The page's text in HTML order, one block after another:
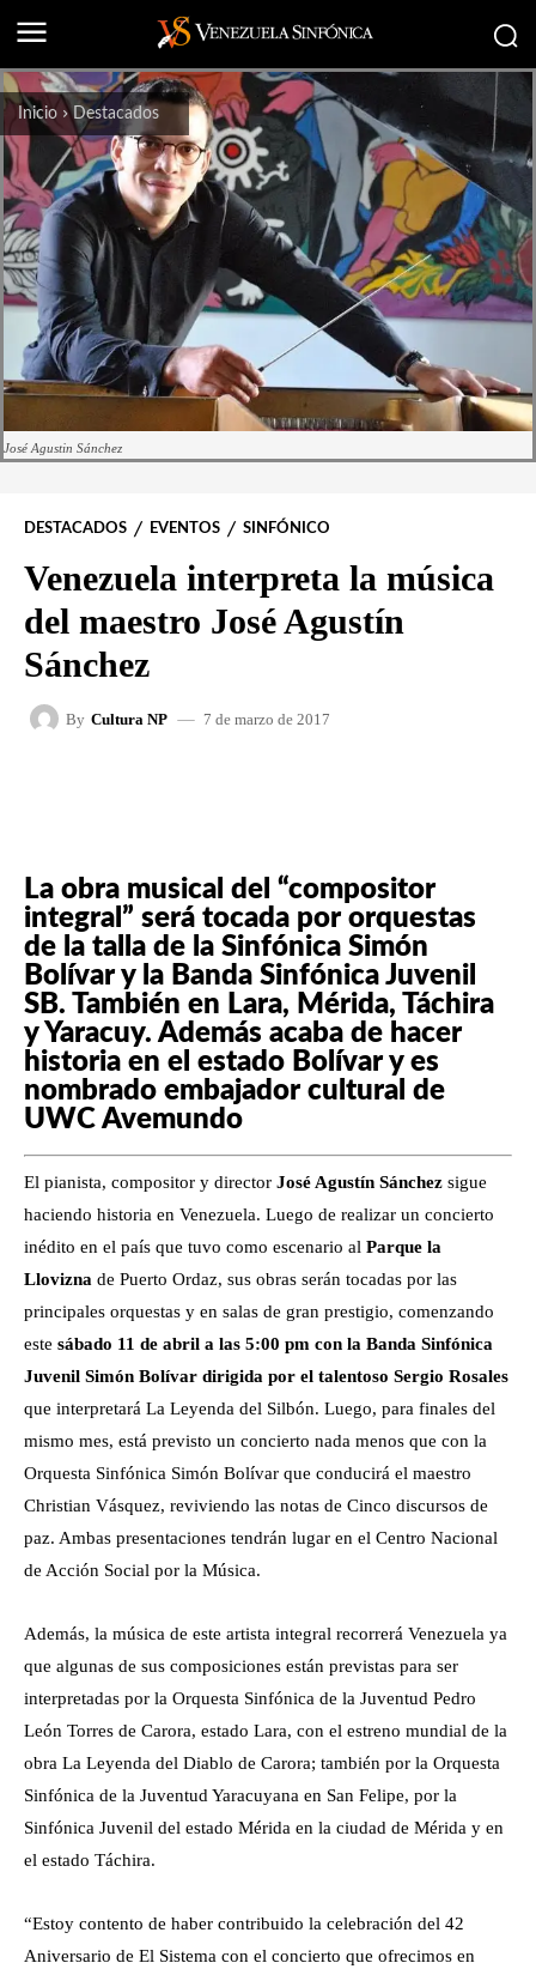
Inicio Destacados
José Agustin Sánchez
DESTACADOS EVENTOS SINFÓNICO
Venezuela interpreta la música
del maestro José Agustín
Sánchez
By Cultura NP 7 de marzo de 2017
La obra musical del “compositor
integral” será tocada por orquestas
de la talla de la Sinfónica Simón
Bolívar y la Banda Sinfónica Juvenil
SB. También en Lara, Mérida, Táchira
y Yaracuy. Además acaba de hacer
historia en el estado Bolívar y es
nombrado embajador cultural de
UWC Avemundo
El pianista, compositor y director José Agustín Sánchez sigue
haciendo historia en Venezuela. Luego de realizar un concierto
inédito en el país que tuvo como escenario al Parque la
Llovizna de Puerto Ordaz, sus obras serán tocadas por las
principales orquestas y en salas de gran prestigio, comenzando
este sábado 11 de abril a las 5:00 pm con la Banda Sinfónica
Juvenil Simón Bolívar dirigida por el talentoso Sergio Rosales
que interpretará La Leyenda del Silbón. Luego, para finales del
mismo mes, está previsto un concierto nada menos que con la
Orquesta Sinfónica Simón Bolívar que conducirá el maestro
Christian Vásquez, reviviendo las notas de Cinco discursos de
paz. Ambas presentaciones tendrán lugar en el Centro Nacional
de Acción Social por la Música.
Además, la música de este artista integral recorrerá Venezuela ya
que algunas de sus composiciones están previstas para ser
interpretadas por la Orquesta Sinfónica de la Juventud Pedro
León Torres de Carora, estado Lara, con el estreno mundial de la
obra La Leyenda del Diablo de Carora; también por la Orquesta
Sinfónica de la Juventud Yaracuyana en San Felipe, por la
Sinfónica Juvenil del estado Mérida en la ciudad de Mérida y en
el estado Táchira.
“Estoy contento de haber contribuido la celebración del 42
Aniversario de El Sistema con el concierto que ofrecimos en